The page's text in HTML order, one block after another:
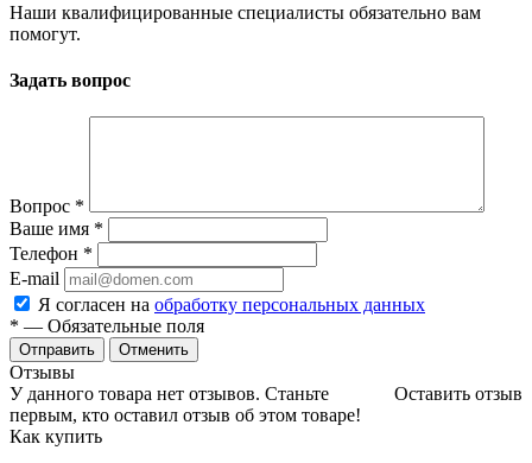
Наши квалифицированные специалисты обязательно вам
помогут.
Задать вопрос
Вопрос *
Ваше имя *
Телефон *
E-mail
Я согласен на обработку персональных данных
* — Обязательные поля
Отменить
Отзывы
Оставить отзыв
У данного товара нет отзывов. Станьте
первым, кто оставил отзыв об этом товаре!
Как купить